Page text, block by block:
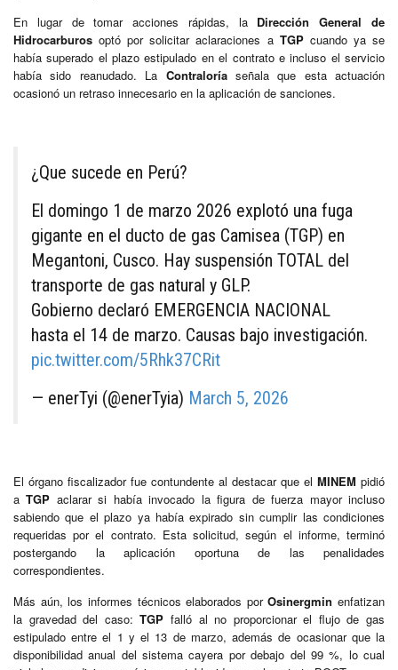
En lugar de tomar acciones rápidas, la Dirección General de
Hidrocarburos optó por solicitar aclaraciones a TGPcuando ya se
había superado el plazo estipulado en el contrato e incluso el servicio
había sido reanudado. La Contraloríaseñala que esta actuación
ocasionó un retraso innecesario en la aplicación de sanciones.
¿Que sucede en Perú?
El domingo 1 de marzo 2026 explotó una fuga
gigante en el ducto de gas Camisea (TGP) en
Megantoni, Cusco. Hay suspensión TOTAL del
transporte de gas natural y GLP.
Gobierno declaró EMERGENCIA NACIONAL
hasta el 14 de marzo. Causas bajo investigación.
pic.twitter.com/5Rhk37CRit
— enerTyi (@enerTyia) March 5, 2026
El órgano fiscalizador fue contundente al destacar que el MINEM pidió
aTGP aclarar si había invocado la figura de fuerza mayor incluso
sabiendo que el plazo ya había expirado sin cumplir las condiciones
requeridas por el contrato. Esta solicitud, según el informe, terminó
postergando la aplicación oportuna de las penalidades
correspondientes.
Más aún, los informes técnicos elaborados porOsinergmin enfatizan
la gravedad del caso:TGP falló al no proporcionar el flujo de gas
estipulado entre el 1 y el 13 de marzo, además de ocasionar que la
disponibilidad anual del sistema cayera por debajo del 99 %, lo cual